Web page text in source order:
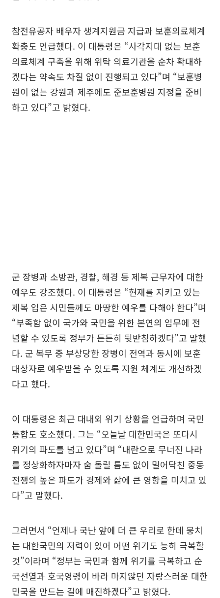
참전유공자 배우자 생계지원금 지급과 보훈의료체계
확충도 언급했다. 이 대통령은 “사각지대 없는 보훈
의료체계 구축을 위해 위탁 의료기관을 순차 확대하
겠다는 약속도 차질 없이 진행되고 있다”며 “보훈병
원이 없는 강원과 제주에도 준보훈병원 지정을 준비
하고 있다”고 밝혔다.
군 장병과 소방관, 경찰, 해경 등 제복 근무자에 대한
예우도 강조했다. 이 대통령은 “현재를 지키고 있는
제복 입은 시민들께도 마땅한 예우를 다해야 한다”며
“부족함 없이 국가와 국민을 위한 본연의 임무에 전
념할 수 있도록 정부가 든든히 뒷받침하겠다”고 말했
다. 군 복무 중 부상당한 장병이 전역과 동시에 보훈
대상자로 예우받을 수 있도록 지원 체계도 개선하겠
다고 했다.
이 대통령은 최근 대내외 위기 상황을 언급하며 국민
통합도 호소했다. 그는 “오늘날 대한민국은 또다시
위기의 파도를 넘고 있다”며 “내란으로 무너진 나라
를 정상화하자마자 숨 돌릴 틈도 없이 밀어닥친 중동
전쟁의 높은 파도가 경제와 삶에 큰 영향을 미치고 있
다”고 말했다.
그러면서 “언제나 국난 앞에 더 큰 우리로 한데 뭉치
는 대한국민의 저력이 있어 어떤 위기도 능히 극복할
것”이라며 “정부는 국민과 함께 위기를 극복하고 순
국선열과 호국영령이 바라 마지않던 자랑스러운 대한
민국을 만드는 길에 매진하겠다”고 밝혔다.